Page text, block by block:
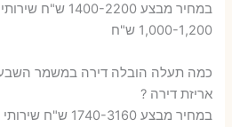
במחיר מבצע 1400-
1,000-1,200 ש"ח
אריזת דירה ?
במחיר מבצע 1740-